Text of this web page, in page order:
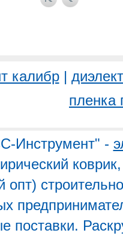
калибр|
пленка
Инструмент" -
опт)
поставки.